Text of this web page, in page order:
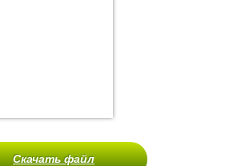
Скачать файл